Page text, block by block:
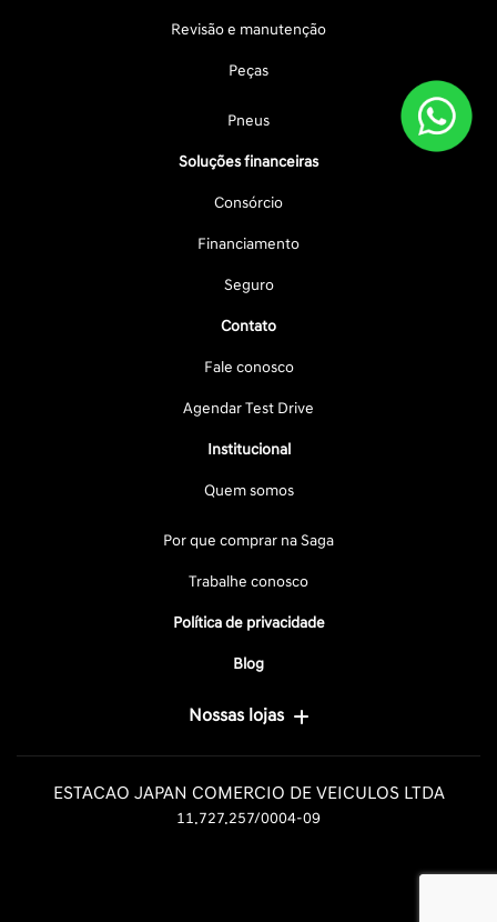
Revisão e manutenção
Peças
Pneus
Soluções financeiras
Consórcio
Financiamento
Seguro
Contato
Fale conosco
Agendar Test Drive
Institucional
Quem somos
Por que comprar na Saga
Trabalhe conosco
Política de privacidade
Blog
Nossas lojas
ESTACAO JAPAN COMERCIO DE VEICULOS LTDA
11.727.257/0004-09